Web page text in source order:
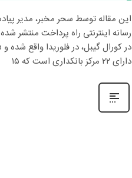
این مقاله توسط سحر مخبر، مدیر
رسانه اینترنتی راه پرداخت منتشر
دارای ۲۲ مرکز بانکداری‌ است که ۱۵